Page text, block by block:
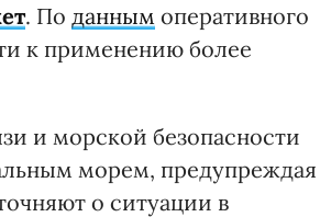
. По данным оперативного
к применению более
и морской безопасности
морем, предупреждая
о ситуации в